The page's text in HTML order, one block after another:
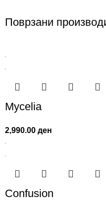
Поврзани
Mycelia
2,990.00ден
Confusion